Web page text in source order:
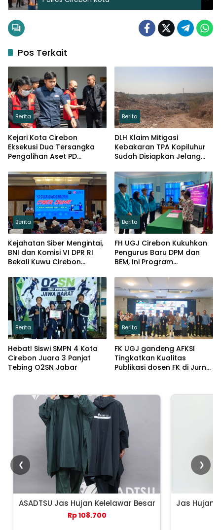
Pos Terkait
Berita
Kejari Kota Cirebon
Eksekusi Dua Tersangka
Pengalihan Aset PD
Berita
DLH Klaim Mitigasi
Kebakaran TPA Kopiluhur
Sudah Disiapkan Jelang
Berita
Kejahatan Siber Mengintai,
BNI dan Komisi VI DPR RI
Bekali Kuwu Cirebon
Berita
FH UGJ Cirebon Kukuhkan
Pengurus Baru DPM dan
BEM, Ini Program
Berita
Hebat! Siswi SMPN 4 Kota
Cirebon Juara 3 Panjat
Tebing O2SN Jabar
Berita
FK UGJ gandeng AFKSI
Tingkatkan Kualitas
Publikasi dosen FK di Jurnal
❮
ASADTSU Jas Hujan Kelelawar Besar
Rp 108.700
Jas Hujan
❯